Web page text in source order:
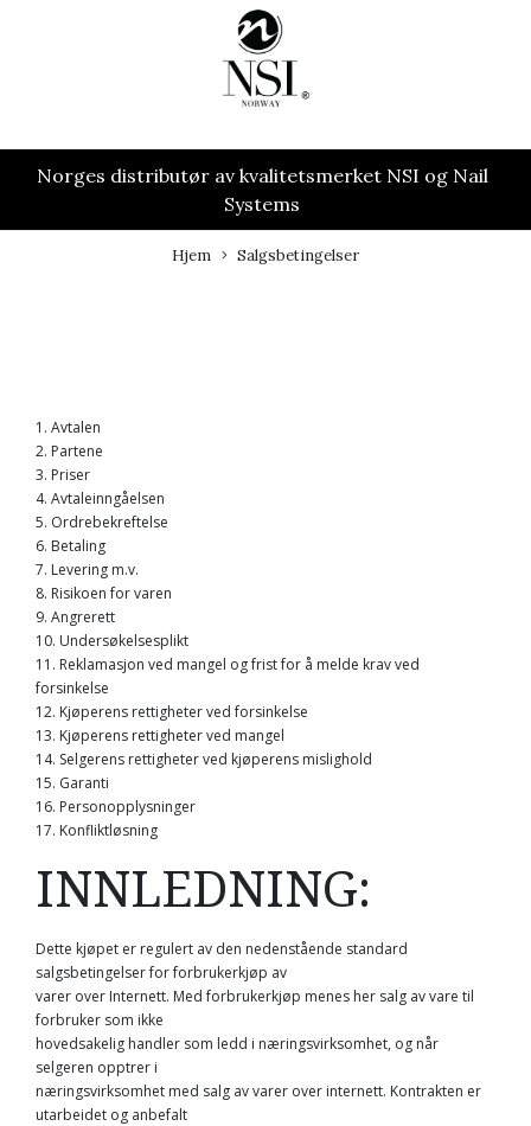
Norges distributør av kvalitetsmerket NSI og Nail
Systems
Hjem Salgsbetingelser
1. Avtalen
2. Partene
3. Priser
4. Avtaleinngåelsen
5. Ordrebekreftelse
6. Betaling
7. Levering m.v.
8. Risikoen for varen
9. Angrerett
10. Undersøkelsesplikt
11. Reklamasjon ved mangel og frist for å melde krav ved
forsinkelse
12. Kjøperens rettigheter ved forsinkelse
13. Kjøperens rettigheter ved mangel
14. Selgerens rettigheter ved kjøperens mislighold
15. Garanti
16. Personopplysninger
17. Konfliktløsning
INNLEDNING:
Dette kjøpet er regulert av den nedenstående standard
salgsbetingelser for forbrukerkjøp av
varer over Internett. Med forbrukerkjøp menes her salg av vare til
forbruker som ikke
hovedsakelig handler som ledd i næringsvirksomhet, og når
selgeren opptrer i
næringsvirksomhet med salg av varer over internett. Kontrakten er
utarbeidet og anbefalt